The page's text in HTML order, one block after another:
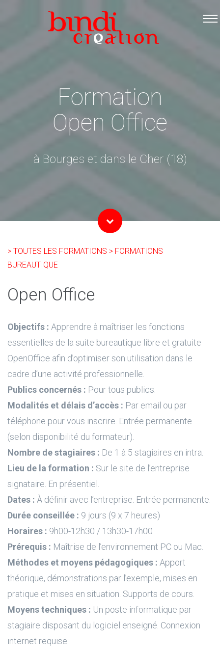
Accueil
Les formations
Infos pratiques
Contact
Formation
Open Office
à Bourges et dans le Cher (18)
> TOUTES LES FORMATIONS > FORMATIONS
BUREAUTIQUE
Open Office
Objectifs : Apprendre à maîtriser les fonctions
essentielles de la suite bureautique libre et gratuite
OpenOffice afin d’optimiser son utilisation dans le
cadre d’une activité professionnelle.
Publics concernés : Pour tous publics.
Modalités et délais d’accès : Par email ou par
téléphone pour vous inscrire. Entrée permanente
(selon disponibilité du formateur).
Nombre de stagiaires : De 1 à 5 stagiaires en intra.
Lieu de la formation : Sur le site de l’entreprise
signataire. En présentiel.
Dates : À définir avec l’entreprise. Entrée permanente.
Durée conseillée : 9 jours (9 x 7 heures)
Horaires : 9h00-12h30 / 13h30-17h00
Prérequis : Maîtrise de l’environnement PC ou Mac.
Méthodes et moyens pédagogiques : Apport
théorique, démonstrations par l’exemple, mises en
pratique et mises en situation. Supports de cours.
Moyens techniques : Un poste informatique par
stagiaire disposant du logiciel enseigné. Connexion
internet requise.